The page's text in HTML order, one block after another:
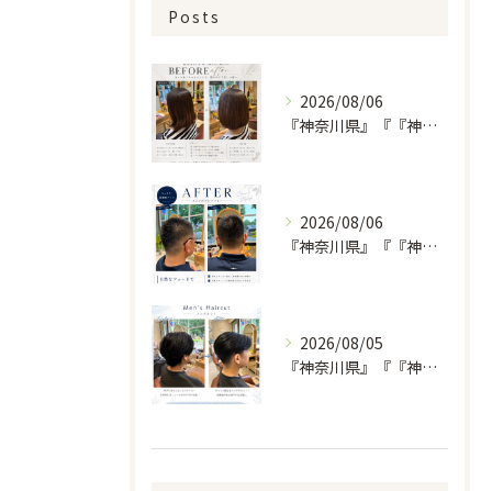
Posts
2026/08/06
『神奈川県』『『神奈川県』『綾瀬市』『海老名市』『美容室』
2026/08/06
『神奈川県』『『神奈川県』『綾瀬市』『海老名市』『美容室』
2026/08/05
『神奈川県』『『神奈川県』『綾瀬市』『海老名市』『美容室』